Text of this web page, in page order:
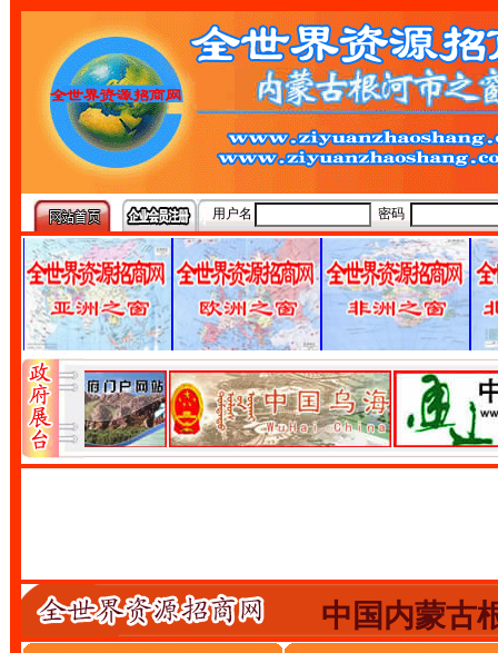
用户名 密码
中国内蒙古